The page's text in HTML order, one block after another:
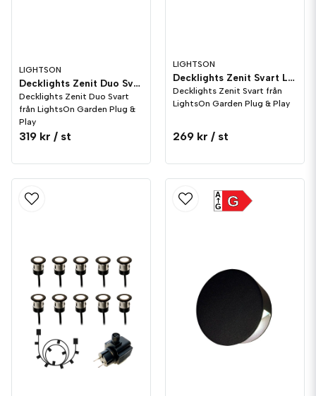
LIGHTSON
Decklights Zenit Duo Svart LightsOn Garden Plug & Play
Decklights Zenit Duo Svart
från LightsOn Garden Plug &
Play
319 kr / st
LIGHTSON
Decklights Zenit Svart LightsOn Garden Plug & Play
Decklights Zenit Svart från
LightsOn Garden Plug & Play
269 kr / st
G
A
G